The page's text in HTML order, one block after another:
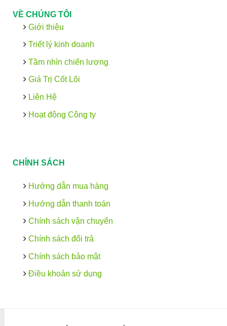
VỀ CHÚNG TÔI
Giới thiệu
Triết lý kinh doanh
Tầm nhìn chiến lượng
Giá Trị Cốt Lõi
Liên Hệ
Hoạt động Công ty
CHÍNH SÁCH
Hướng dẫn mua hàng
Hướng dẫn thanh toán
Chính sách vận chuyển
Chính sách đổi trả
Chính sách bảo mật
Điều khoản sử dụng